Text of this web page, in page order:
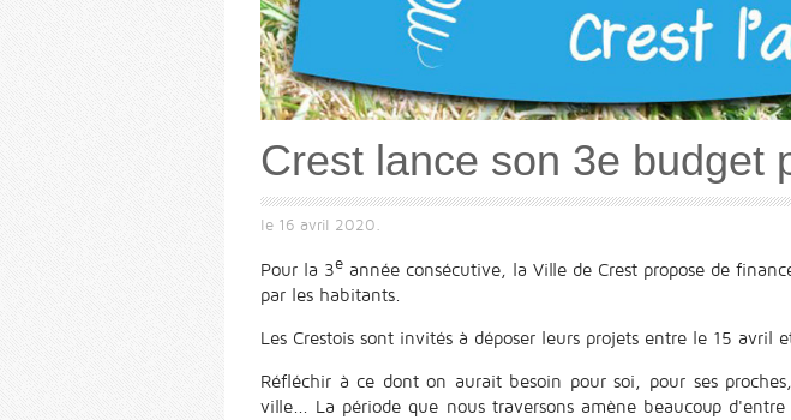
Crest lance son 3e budget
le 16 avril 2020
Pour la 3e année consécutive, la Ville de Crest propose de
par les habitants.
Les Crestois sont invités à déposer leurs projets entre le 15 avril
Réfléchir à ce dont on aurait besoin pour soi, pour ses
ville... La période que nous traversons amène beaucoup